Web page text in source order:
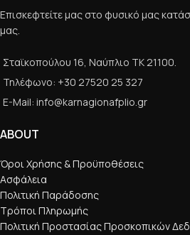
Επισκεφτείτε μας στο φυσικό μας
μας.
Σταϊκοπούλου 16, Ναύπλιο ΤΚ 21100.
Τηλέφωνο: +30 27520 25 327
E-Mail: info@karnagionafplio.gr
ABOUT
Όροι Χρήσης & Προϋποθέσεις
Ασφάλεια
Πολιτική Παράδοσης
Τρόποι Πληρωμής
Πολιτική Προστασίας Προσκοπικών